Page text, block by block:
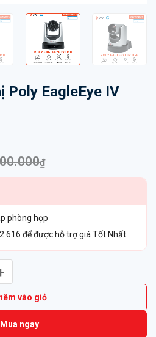
Poly EagleEye IV
₫
phòng họp
616 để được hỗ trợ giá Tốt Nhất
vào giỏ
Mua ngay